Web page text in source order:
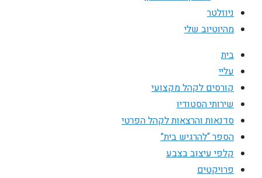
ניוזלטר
מהיוטיוב שלי
בית
עליי
קורסים לקהל מקצועי
שירותי הסטודיו
סדנאות והרצאות לקהל הפרטי
הספר “להרגיש בית”
קלפי עיצוב בצבע
פרויקטים